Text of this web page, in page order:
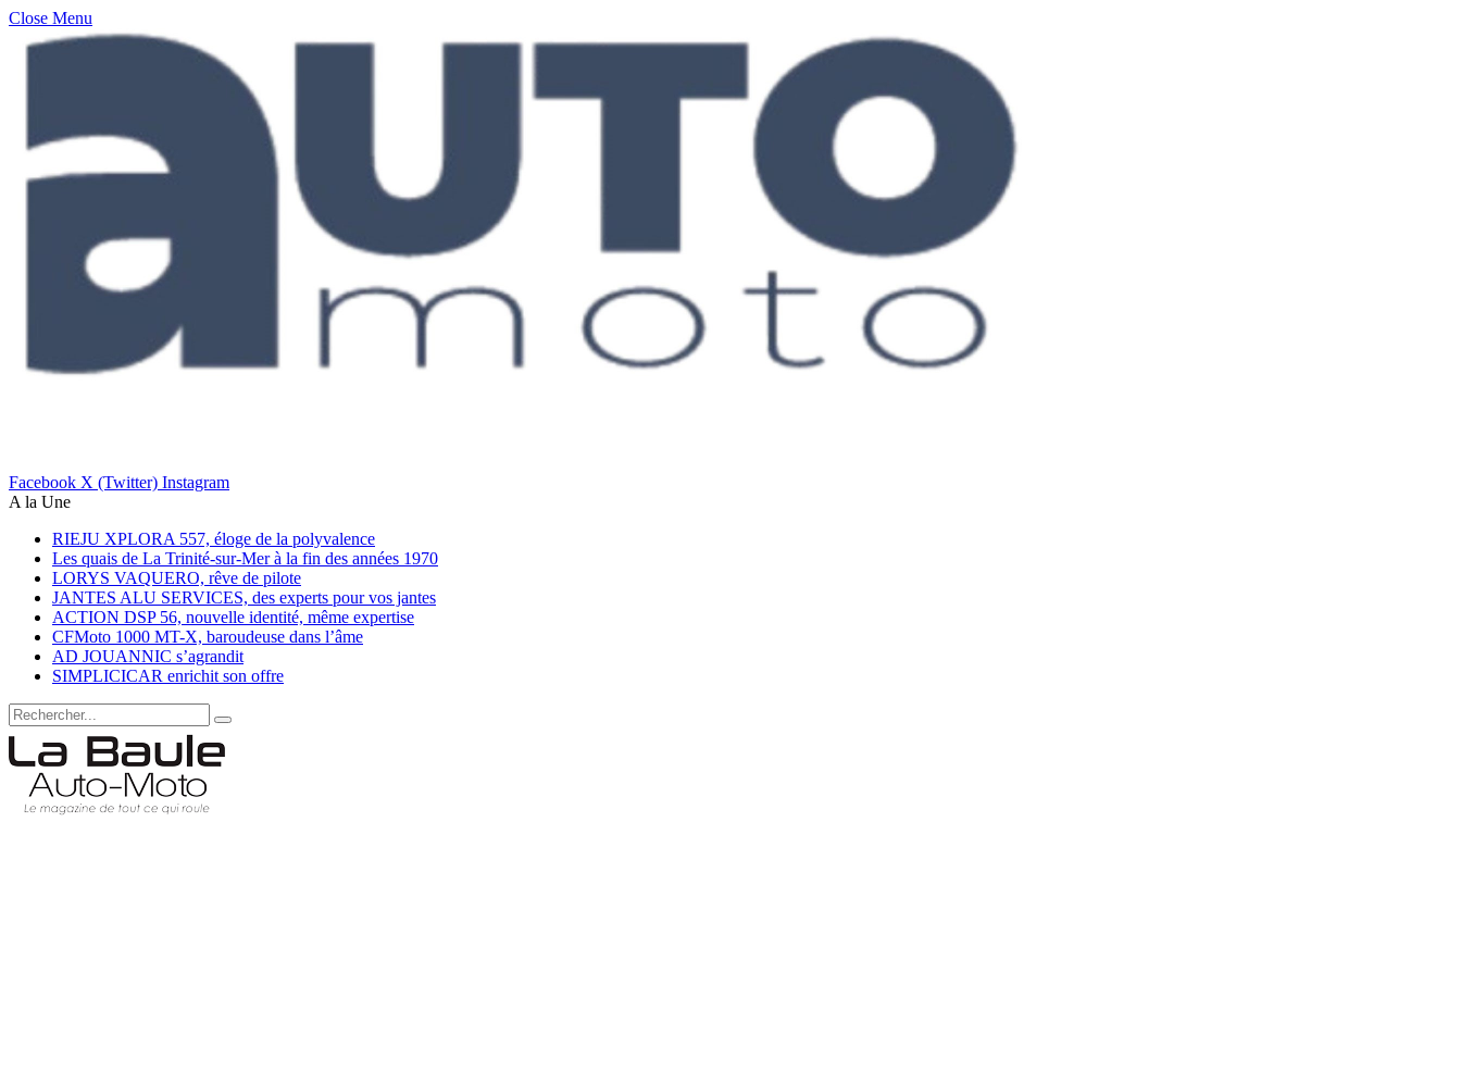
Close Menu
Facebook X (Twitter) Instagram
A la Une
RIEJU XPLORA 557, éloge de la polyvalence
Les quais de La Trinité-sur-Mer à la fin des années 1970
LORYS VAQUERO, rêve de pilote
JANTES ALU SERVICES, des experts pour vos jantes
ACTION DSP 56, nouvelle identité, même expertise
CFMoto 1000 MT-X, baroudeuse dans l’âme
AD JOUANNIC s’agrandit
SIMPLICICAR enrichit son offre